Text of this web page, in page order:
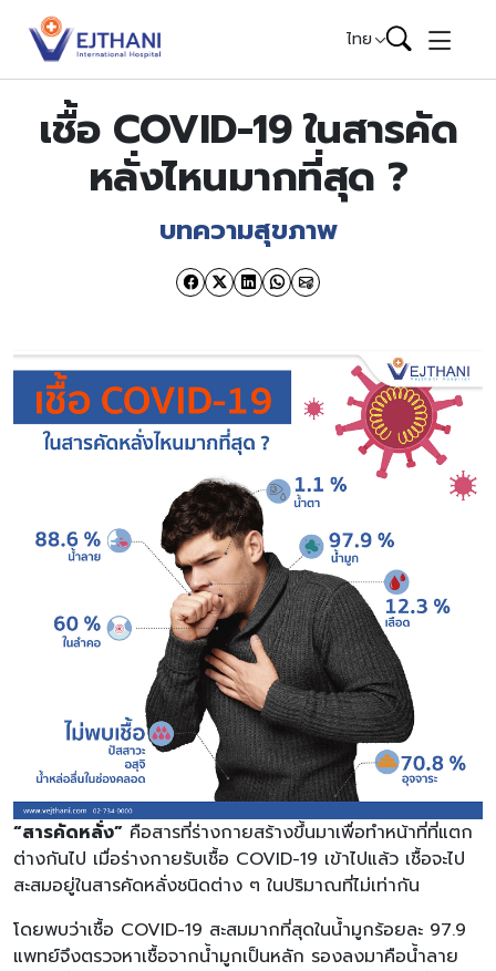
Skip to content
ไทย
เชื้อ COVID-19 ในสารคัด
หลั่งไหนมากที่สุด ?
บทความสุขภาพ
“สารคัดหลั่ง” คือสารที่ร่างกายสร้างขึ้นมาเพื่อทำหน้าที่ที่แตก
ต่างกันไป เมื่อร่างกายรับเชื้อ COVID-19 เข้าไปแล้ว เชื้อจะไป
สะสมอยู่ในสารคัดหลั่งชนิดต่าง ๆ ในปริมาณที่ไม่เท่ากัน
โดยพบว่าเชื้อ COVID-19 สะสมมากที่สุดในน้ำมูกร้อยละ 97.9
แพทย์จึงตรวจหาเชื้อจากน้ำมูกเป็นหลัก รองลงมาคือน้ำลาย